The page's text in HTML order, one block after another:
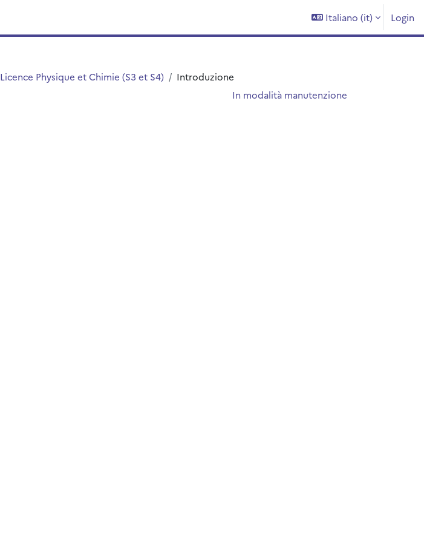
Italiano ‎(it)‎ Login
Licence Physique et Chimie (S3 et S4)
Introduzione
In modalità manutenzione